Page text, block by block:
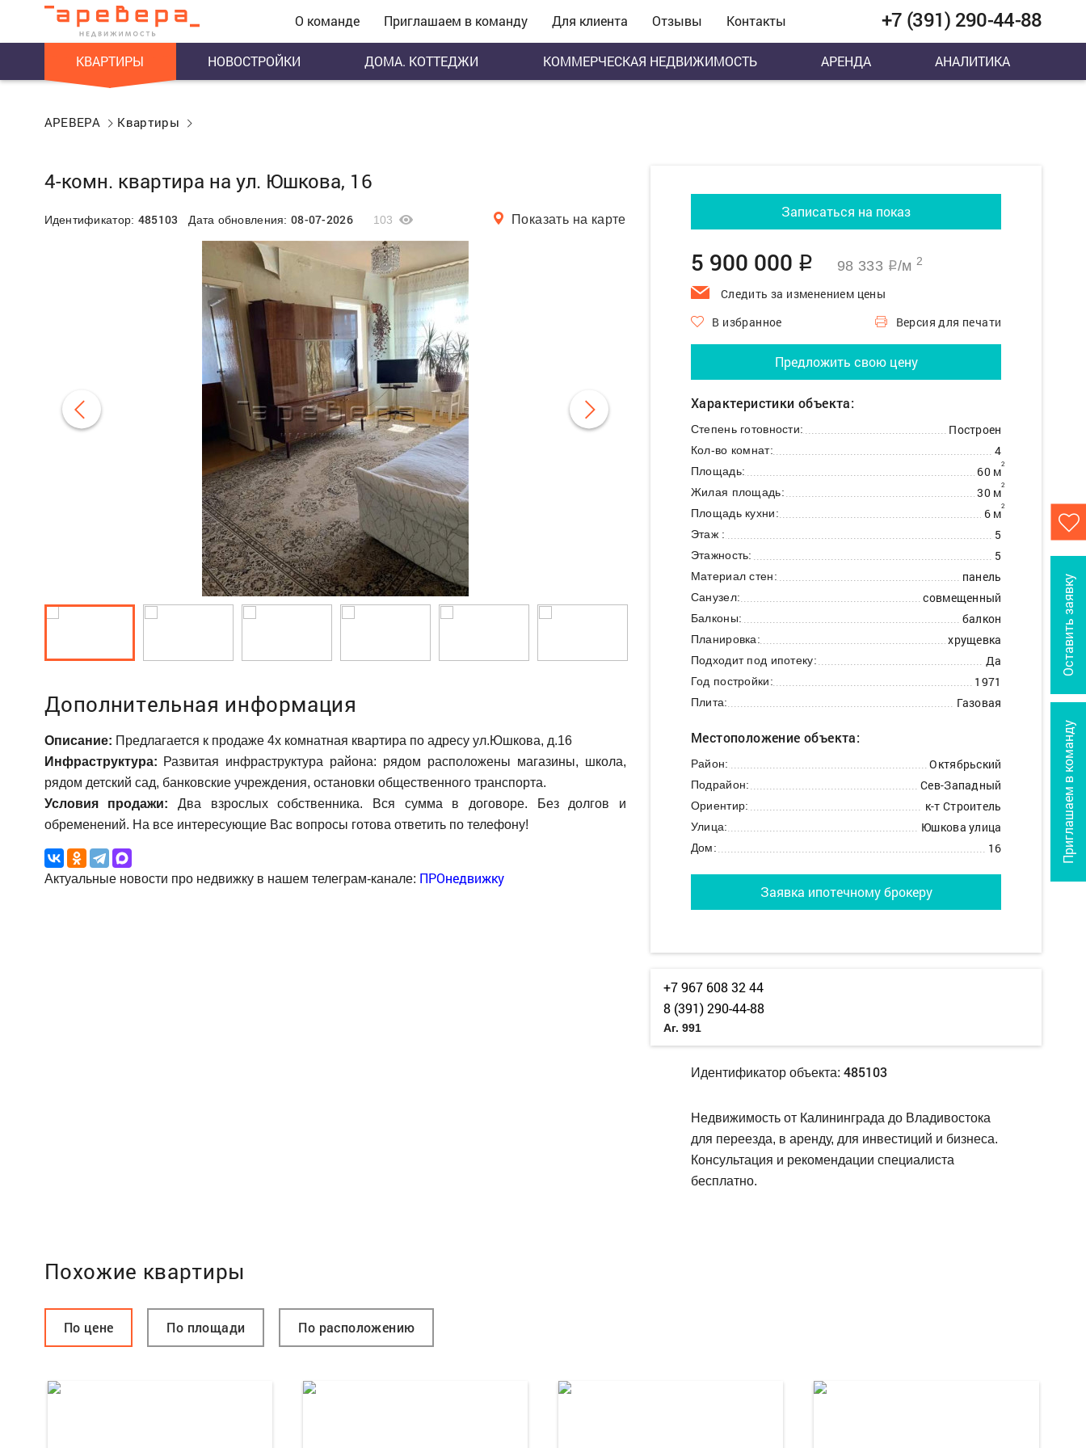
О команде Приглашаем в команду Для клиента Отзывы Контакты +7 (391) 290-44-88
КВАРТИРЫ НОВОСТРОЙКИ ДОМА. КОТТЕДЖИ КОММЕРЧЕСКАЯ НЕДВИЖИМОСТЬ АРЕНДА АНАЛИТИКА
Приглашаем в команду
Оставить заявку
АРЕВЕРА Квартиры
4-комн. квартира на ул. Юшкова, 16
Идентификатор: 485103 Дата обновления: 08-07-2026 103 Показать на карте
Дополнительная информация
Описание: Предлагается к продаже 4х комнатная квартира по адресу ул.Юшкова, д.16
Инфраструктура: Развитая инфраструктура района: рядом расположены магазины, школа,
рядом детский сад, банковские учреждения, остановки общественного транспорта.
Условия продажи: Два взрослых собственника. Вся сумма в договоре. Без долгов и
обременений. На все интересующие Вас вопросы готова ответить по телефону!
Актуальные новости про недвижку в нашем телеграм-канале: ПРОнедвижку
Записаться на показ
5 900 000 q 98 333 q/м2
Следить за изменением цены
В избранное
Версия для печати
Предложить свою цену
Характеристики объекта:
Степень готовности: Построен
Кол-во комнат: 4
Площадь: 60 м2
Жилая площадь: 30 м2
Площадь кухни: 6 м2
Этаж : 5
Этажность: 5
Материал стен: панель
Санузел: совмещенный
Балконы: балкон
Планировка: хрущевка
Подходит под ипотеку: Да
Год постройки: 1971
Плита: Газовая
Местоположение объекта:
Район: Октябрьский
Подрайон: Сев-Западный
Ориентир: к-т Строитель
Улица: Юшкова улица
Дом: 16
Заявка ипотечному брокеру
+7 967 608 32 44
8 (391) 290-44-88
Аг. 991
Идентификатор объекта: 485103
Недвижимость от Калининграда до Владивостока
для переезда, в аренду, для инвестиций и бизнеса.
Консультация и рекомендации специалиста
бесплатно.
Похожие квартиры
По цене По площади По расположению